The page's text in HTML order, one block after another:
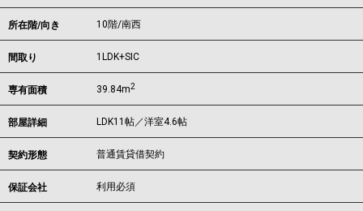
所在階/向き 10階/南西
間取り 1LDK+SIC
専有面積 39.84m2
部屋詳細 LDK11帖／洋室4.6帖
契約形態 普通賃貸借契約
保証会社 利用必須